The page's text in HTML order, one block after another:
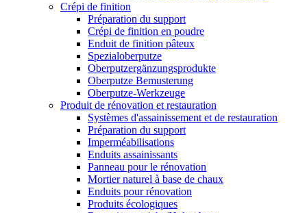
Crépi de finition
Préparation du support
Crépi de finition en poudre
Enduit de finition pâteux
Spezialoberputze
Oberputzergänzungsprodukte
Oberputze Bemusterung
Oberputze-Werkzeuge
Produit de rénovation et restauration
Systèmes d'assainissement et de restauration
Préparation du support
Imperméabilisations
Enduits assainissants
Panneau pour le rénovation
Mortier naturel à base de chaux
Enduits pour rénovation
Produits écologiques